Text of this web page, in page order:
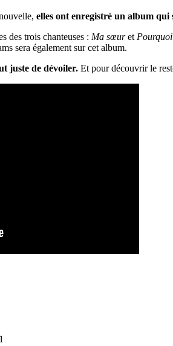
elles ont enregistré un album
des trois chanteuses : Ma sœuret
sera également sur cet album.
juste de dévoiler. Et pour découvrir le